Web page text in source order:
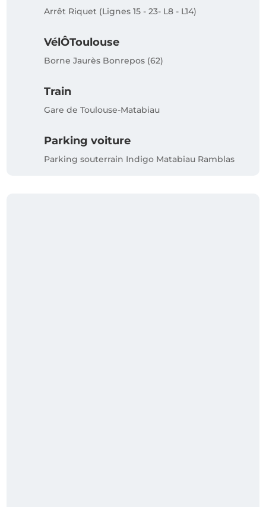
Arrêt Riquet (Lignes 15 - 23- L8 - L14)
VélÔToulouse
Borne Jaurès Bonrepos (62)
Train
Gare de Toulouse-Matabiau
Parking voiture
Parking souterrain Indigo Matabiau Ramblas